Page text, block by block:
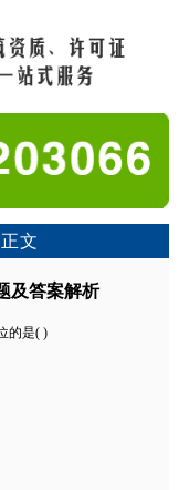
文
及答案解析
的是( )